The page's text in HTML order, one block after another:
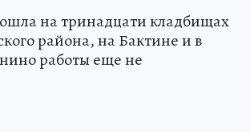
на тринадцати кладбищах
района, на Бактине и в
работы еще не